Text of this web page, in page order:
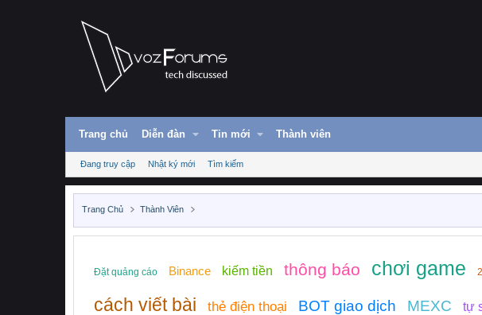
Trang chủ Diễn đàn Tin mới Thành viên
Đang truy cập Nhật ký mới Tìm kiếm
Trang Chủ Thành Viên
Đặt quảng cáo Binance kiếm tiền thông báo chơi game
cách viết bài thẻ điện thoại BOT giao dịch MEXC tự